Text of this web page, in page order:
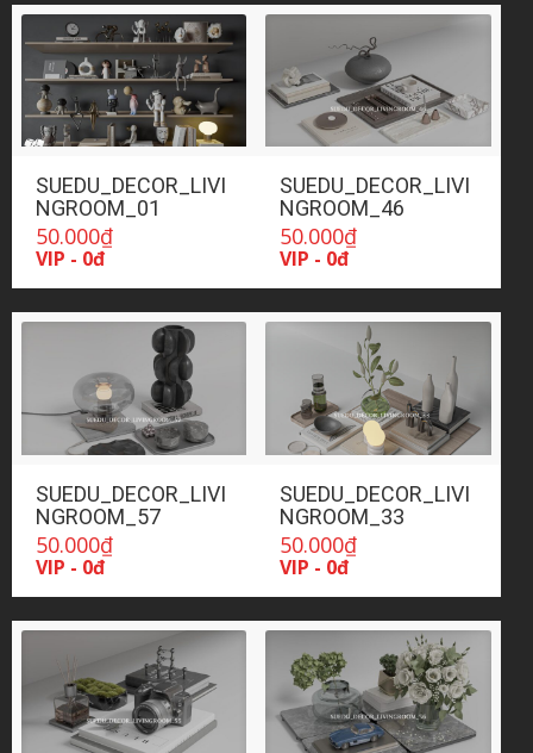
SUEDU_DECOR_LIVI
NGROOM_01
50.000₫
VIP - 0đ
SUEDU_DECOR_LIVI
NGROOM_46
50.000₫
VIP - 0đ
SUEDU_DECOR_LIVI
NGROOM_57
50.000₫
VIP - 0đ
SUEDU_DECOR_LIVI
NGROOM_33
50.000₫
VIP - 0đ